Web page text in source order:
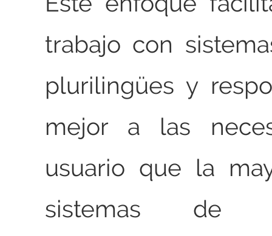
trabajo con
plurilingües y
mejor a las
usuario que la
sistemas de